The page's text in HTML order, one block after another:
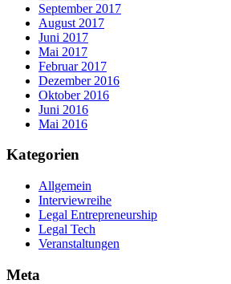
September 2017
August 2017
Juni 2017
Mai 2017
Februar 2017
Dezember 2016
Oktober 2016
Juni 2016
Mai 2016
Kategorien
Allgemein
Interviewreihe
Legal Entrepreneurship
Legal Tech
Veranstaltungen
Meta